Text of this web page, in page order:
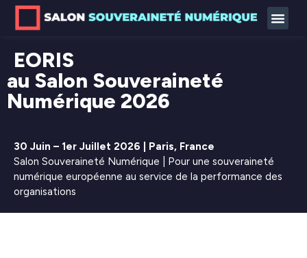
EORIS
au Salon Souveraineté
Numérique 2026
30 Juin – 1er Juillet 2026 | Paris, France
Salon Souveraineté Numérique | Pour une souveraineté
numérique européenne au service de la performance des
organisations